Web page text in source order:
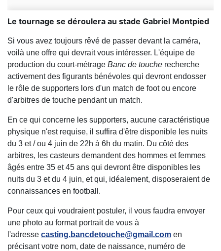
Le tournage se déroulera au stade Gabriel Montpied
Si vous avez toujours rêvé de passer devant la caméra,
voilà une offre qui devrait vous intéresser. L'équipe de
production du court-métrage Banc de touche recherche
activement des figurants bénévoles qui devront endosser
le rôle de supporters lors d'un match de foot ou encore
d'arbitres de touche pendant un match.
En ce qui concerne les supporters, aucune caractéristique
physique n'est requise, il suffira d'être disponible les nuits
du 3 et / ou 4 juin de 22h à 6h du matin. Du côté des
arbitres, les casteurs demandent des hommes et femmes
âgés entre 35 et 45 ans qui devront être disponibles les
nuits du 3 et du 4 juin, et qui, idéalement, disposeraient de
connaissances en football.
Pour ceux qui voudraient postuler, il vous faudra envoyer
une photo au format portrait de vous à
l'adresse casting.bancdetouche@gmail.com en
précisant votre nom, date de naissance, numéro de